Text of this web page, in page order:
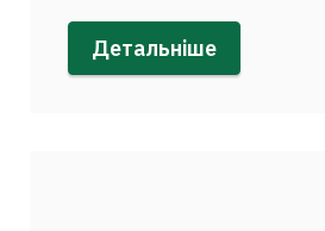
Детальніше